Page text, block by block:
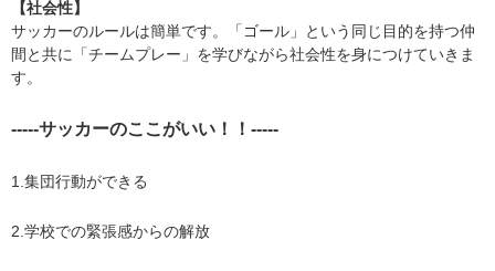
【​社会性】
サッカーのルールは簡単です。「ゴール」という同じ目的を持つ仲
間と共に「チームプレー」を学びながら社会性を身につけていきま
す。
-----サッカーのここがいい！！-----
1.集団行動ができる
2.学校での緊張感からの解放